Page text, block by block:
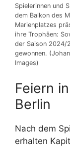
Spielerinnen und
dem Balkon des
Marienplatzes
ihre Trophäen:
der Saison 2024/
gewonnen.
Images)
Feiern
Berlin
Nach dem
erhalten